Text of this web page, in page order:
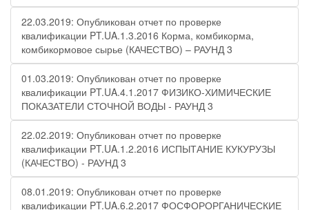
22.03.2019: Опубликован отчет по проверке
квалификации PT.UA.1.3.2016 Корма, комбикорма,
комбикормовое сырье (КАЧЕСТВО) – РАУНД 3
01.03.2019: Опубликован отчет по проверке
квалификации PT.UA.4.1.2017 ФИЗИКО-ХИМИЧЕСКИЕ
ПОКАЗАТЕЛИ СТОЧНОЙ ВОДЫ - РАУНД 3
22.02.2019: Опубликован отчет по проверке
квалификации PT.UA.1.2.2016 ИСПЫТАНИЕ КУКУРУЗЫ
(КАЧЕСТВО) - РАУНД 3
08.01.2019: Опубликован отчет по проверке
квалификации PT.UA.6.2.2017 ФОСФОРОРГАНИЧЕСКИЕ